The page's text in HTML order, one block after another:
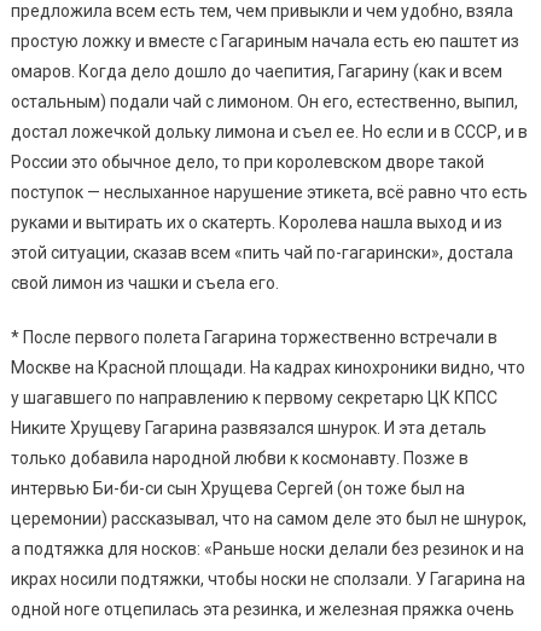
предложила всем есть тем, чем привыкли и чем удобно, взяла
простую ложку и вместе с Гагариным начала есть ею паштет из
омаров. Когда дело дошло до чаепития, Гагарину (как и всем
остальным) подали чай с лимоном. Он его, естественно, выпил,
достал ложечкой дольку лимона и съел ее. Но если и в СССР, и в
России это обычное дело, то при королевском дворе такой
поступок — неслыханное нарушение этикета, всё равно что есть
руками и вытирать их о скатерть. Королева нашла выход и из
этой ситуации, сказав всем «пить чай по-гагарински», достала
свой лимон из чашки и съела его.
* После первого полета Гагарина торжественно встречали в
Москве на Красной площади. На кадрах кинохроники видно, что
у шагавшего по направлению к первому секретарю ЦК КПСС
Никите Хрущеву Гагарина развязался шнурок. И эта деталь
только добавила народной любви к космонавту. Позже в
интервью Би-би-си сын Хрущева Сергей (он тоже был на
церемонии) рассказывал, что на самом деле это был не шнурок,
а подтяжка для носков: «Раньше носки делали без резинок и на
икрах носили подтяжки, чтобы носки не сползали. У Гагарина на
одной ноге отцепилась эта резинка, и железная пряжка очень